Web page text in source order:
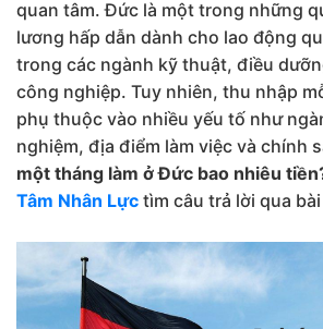
quan tâm. Đức là một trong những
lương hấp dẫn dành cho lao động
trong các ngành kỹ thuật, điều
công nghiệp. Tuy nhiên, thu nhập
phụ thuộc vào nhiều yếu tố như
nghiệm, địa điểm làm việc và chính
một tháng làm ở Đức bao nhiêu
Tâm Nhân Lực tìm câu trả lời qua